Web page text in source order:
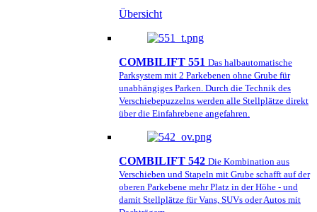
Übersicht
COMBILIFT 551 Das halbautomatische
Parksystem mit 2 Parkebenen ohne Grube für
unabhängiges Parken. Durch die Technik des
Verschiebepuzzelns werden alle Stellplätze direkt
über die Einfahrebene angefahren.
COMBILIFT 542 Die Kombination aus
Verschieben und Stapeln mit Grube schafft auf der
oberen Parkebene mehr Platz in der Höhe - und
damit Stellplätze für Vans, SUVs oder Autos mit